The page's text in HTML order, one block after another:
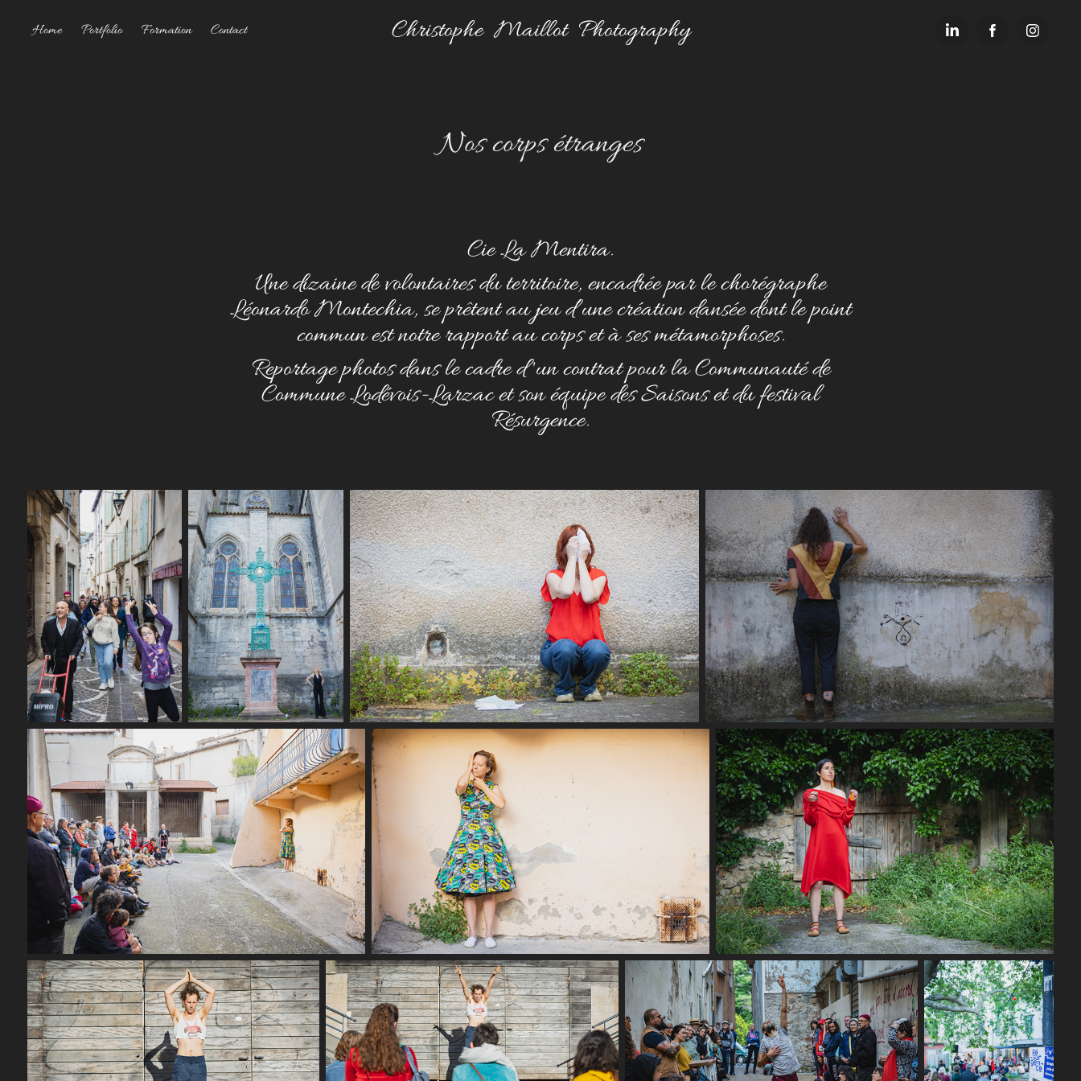
Home Portfolio Formation Contact Christophe  Maillot  Photography
Nos corps étranges
Cie La Mentira.
Une dizaine de volontaires du territoire, encadrée par le chorégraphe
Léonardo Montechia, se prêtent au jeu d’une création dansée dont le point
commun est notre rapport au corps et à ses métamorphoses.
Reportage photos dans le cadre d 'un contrat pour la Communauté de
Commune Lodévois-Larzac et son équipe des Saisons et du festival
Résurgence.